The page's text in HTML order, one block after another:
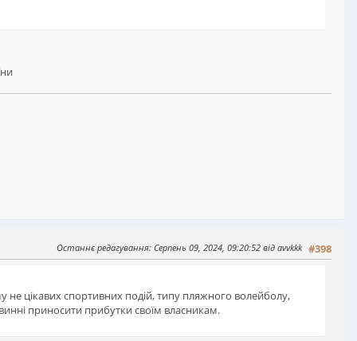
#398
Останнє редагування: Серпень 09, 2024, 09:20:52 від avvkkk
не цікавих спортивних подій, типу пляжного волейболу,
приносити прибутки своїм власникам.